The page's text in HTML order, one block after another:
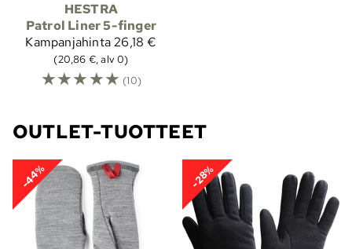
HESTRA
Patrol Liner 5-finger
Kampanjahinta26,18 €
(20,86 €, alv 0)
☆☆☆☆☆ (10)
OUTLET-TUOTTEET
-44% -28%